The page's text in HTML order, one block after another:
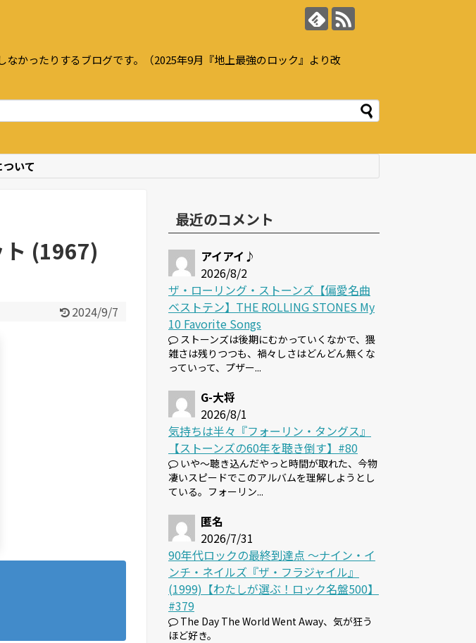
かったりするブログです。（2025年9月『地上最強のロック』より改
いて
ト (1967)
2024/9/7
最近のコメント
アイアイ♪
2026/8/2
ザ・ローリング・ストーンズ【偏愛名曲
ベストテン】THE ROLLING STONES My
10 Favorite Songs
ストーンズは後期にむかっていくなかで、猥
雑さは残りつつも、禍々しさはどんどん無くな
っていって、プザー...
G-大将
2026/8/1
気持ちは半々『フォーリン・タングス』
【ストーンズの60年を聴き倒す】#80
いや～聴き込んだやっと時間が取れた、今物
凄いスピードでこのアルバムを理解しようとし
ている。フォーリン...
匿名
2026/7/31
90年代ロックの最終到達点 〜ナイン・イ
ンチ・ネイルズ『ザ・フラジャイル』
(1999)【わたしが選ぶ！ロック名盤500】
#379
The Day The World Went Away、気が狂う
ほど好き。